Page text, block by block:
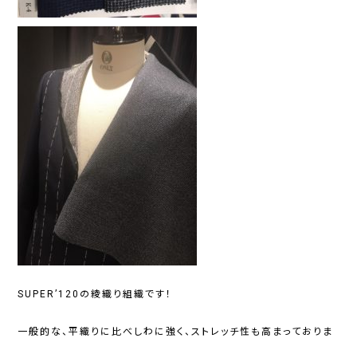
SUPER’120の綾織り組織です！
一般的な、平織りに比べしわに強く、ストレッチ性も高まっておりま